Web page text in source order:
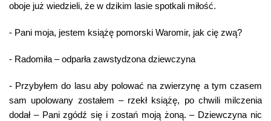
oboje już wiedzieli, że w dzikim lasie spotkali miłość.
- Pani moja, jestem książę pomorski Waromir, jak cię zwą?
- Radomiła – odparła zawstydzona dziewczyna
- Przybyłem do lasu aby polować na zwierzynę a tym czasem
sam upolowany zostałem – rzekł książę, po chwili milczenia
dodał – Pani zgódź się i zostań moją żoną. – Dziewczyna nic